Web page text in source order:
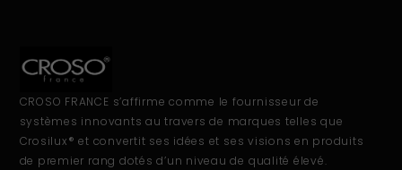
CROSO FRANCE s’affirme comme le fournisseur de
systèmes innovants au travers de marques telles que
Crosilux® et convertit ses idées et ses visions en produits
de premier rang dotés d’un niveau de qualité élevé.